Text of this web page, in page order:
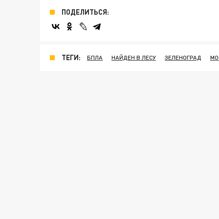
ПОДЕЛИТЬСЯ:
ТЕГИ: БПЛА НАЙДЕН В ЛЕСУ ЗЕЛЕНОГРАД